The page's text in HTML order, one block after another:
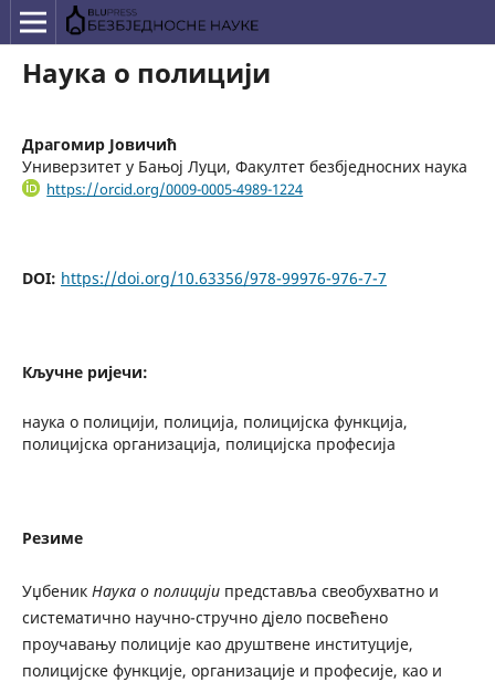
Наука о полицији
Драгомир Јовичић
Универзитет у Бањој Луци, Факултет безбједносних наука
https://orcid.org/0009-0005-4989-1224
DOI: https://doi.org/10.63356/978-99976-976-7-7
Кључне ријечи:
наука о полицији, полиција, полицијска функција,
полицијска организација, полицијска професија
Резиме
Уџбеник Наука о полицијипредставља свеобухватно и
систематично научно-стручно дјело посвећено
проучавању полиције као друштвене институције,
полицијске функције, организације и професије, као и